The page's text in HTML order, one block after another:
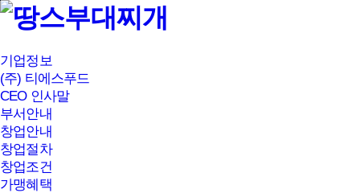
본문바로가기
기업정보
(주) 티에스푸드
CEO 인사말
부서안내
창업안내
창업절차
창업조건
가맹혜택